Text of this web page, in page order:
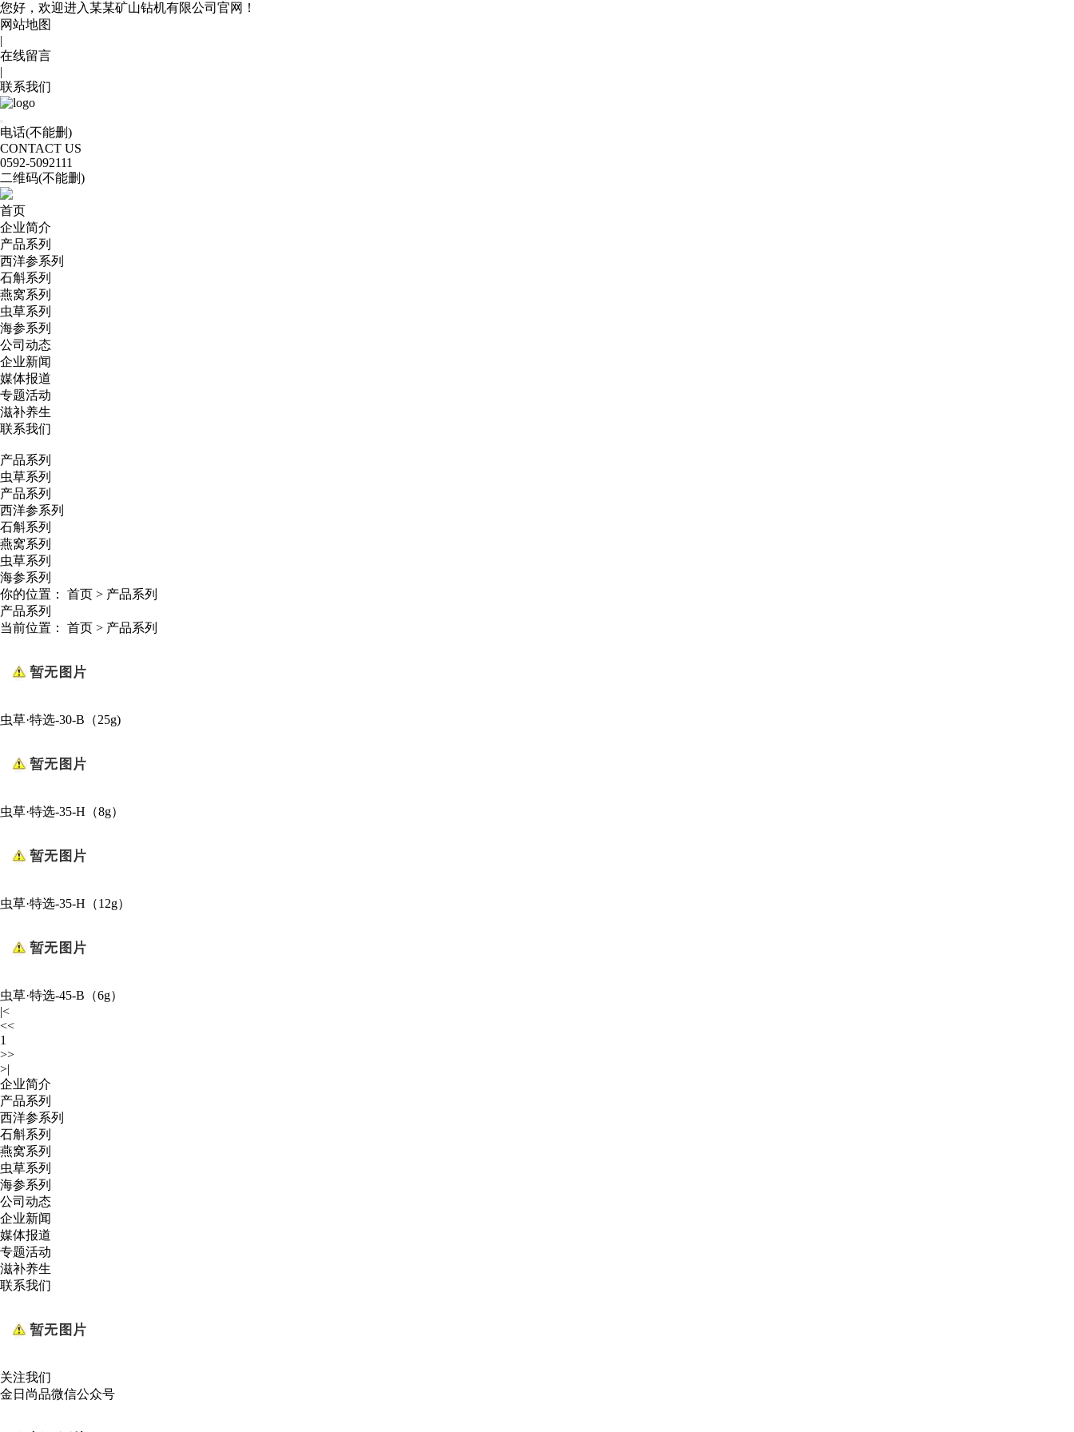
您好，欢迎进入某某矿山钻机有限公司官网！
网站地图
|
在线留言
|
联系我们
电话(不能删)
CONTACT US
0592-5092111
二维码(不能删)
首页
企业简介
产品系列
西洋参系列
石斛系列
燕窝系列
虫草系列
海参系列
公司动态
企业新闻
媒体报道
专题活动
滋补养生
联系我们
产品系列
虫草系列
产品系列
西洋参系列
石斛系列
燕窝系列
虫草系列
海参系列
你的位置： 首页 > 产品系列
产品系列
当前位置： 首页 > 产品系列
虫草·特选-30-B（25g)
虫草·特选-35-H（8g）
虫草·特选-35-H（12g）
虫草·特选-45-B（6g）
|<
<<
1
>>
>|
企业简介
产品系列
西洋参系列
石斛系列
燕窝系列
虫草系列
海参系列
公司动态
企业新闻
媒体报道
专题活动
滋补养生
联系我们
关注我们
金日尚品微信公众号